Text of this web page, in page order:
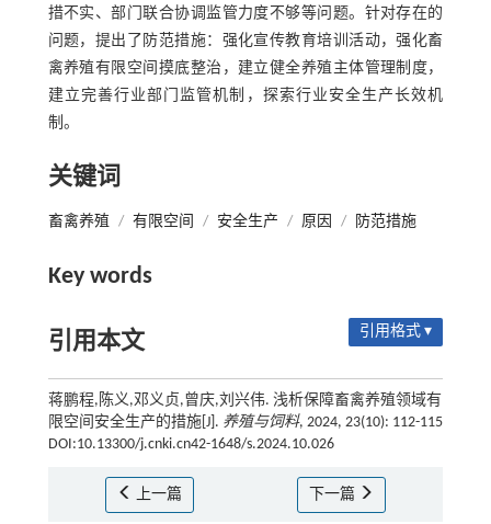
措不实、部门联合协调监管力度不够等问题。针对存在的
问题，提出了防范措施：强化宣传教育培训活动，强化畜
禽养殖有限空间摸底整治，建立健全养殖主体管理制度，
建立完善行业部门监管机制，探索行业安全生产长效机
制。
关键词
畜禽养殖 / 有限空间 / 安全生产 / 原因 / 防范措施
Key words
引用本文 引用格式 ▾
蒋鹏程,陈义,邓义贞,曾庆,刘兴伟. 浅析保障畜禽养殖领域有
限空间安全生产的措施[J]. 养殖与饲料, 2024, 23(10): 112-115
DOI:10.13300/j.cnki.cn42-1648/s.2024.10.026
上一篇 下一篇